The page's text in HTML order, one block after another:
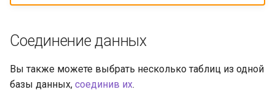
Соединение данных
Вы также можете выбрать несколько таблиц из одной
базы данных, соединив их.